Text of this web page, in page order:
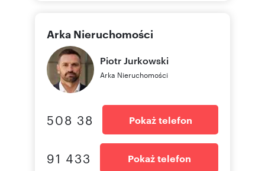
Arka Nieruchomości
PiotrJurkowski
Arka Nieruchomości
508 38 Pokaż telefon
91 433 Pokaż telefon